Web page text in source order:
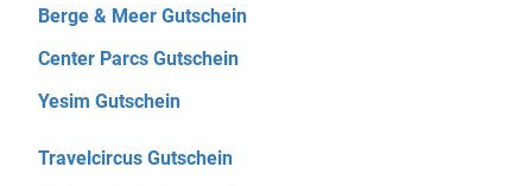
Berge & Meer Gutschein
Center Parcs Gutschein
Yesim Gutschein
Travelcircus Gutschein